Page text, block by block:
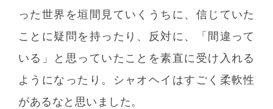
った世界を垣間見ていくうちに、信じていた
ことに疑問を持ったり、反対に、「間違って
いる」と思っていたことを素直に受け入れる
ようになったり。シャオヘイはすごく柔軟性
があるなと思いました。